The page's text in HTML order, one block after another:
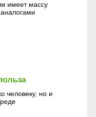
имеет массу
человеку, но и